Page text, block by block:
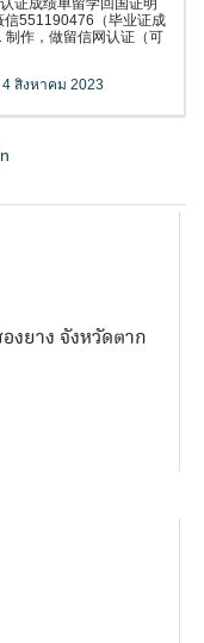
证成绩单留学回国证明
信551190476（毕业证成
作，做留信网认证（可
4 สิงหาคม 2023
งยาง จังหวัดตาก